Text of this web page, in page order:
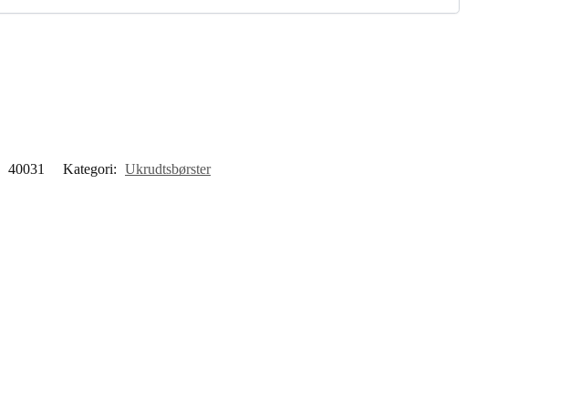
40031 Kategori: Ukrudtsbørster